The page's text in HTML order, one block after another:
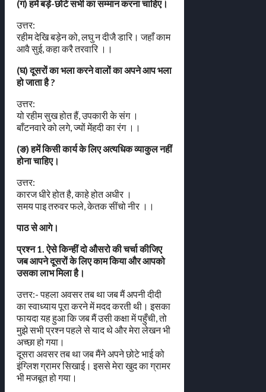
(ग) हमें बड़े-छोटे सभी का सम्मान करना चाहिए।
उत्तर:
रहीम देखि बड़ेन को, लघु न दीजै डारि। जहाँ काम
आवै सुई, कहा करै तरवारि ।।
(घ) दूसरों का भला करने वालों का अपने आप भला
हो जाता है ?
उत्तर:
यो रहीम सुख होत हैं, उपकारी के संग ।
बाँटनवारे को लगे, ज्यों मेंहदी का रंग ।।
(ङ) हमें किसी कार्य के लिए अत्यधिक व्याकुल नहीं
होना चाहिए।
उत्तर:
कारज धीरे होत है, काहे होत अधीर ।
समय पाइ तरुवर फले, केतक सींचो नीर ।।
पाठ से आगे।
प्रश्न 1. ऐसे किन्हीं दो औसरो की चर्चा कीजिए
जब आपने दूसरों के लिए काम किया और आपको
उसका लाभ मिला है।
उत्तर:- पहला अवसर तब था जब मैं अपनी दीदी
का स्वाध्याय पूरा करने में मदद करती थी। इसका
फायदा यह हुआ कि जब मैं उसी कक्षा में पहुँची, तो
मुझे सभी प्रश्न पहले से याद थे और मेरा लेखन भी
अच्छा हो गया।
दूसरा अवसर तब था जब मैंने अपने छोटे भाई को
इंग्लिश ग्रामर सिखाई। इससे मेरा खुद का ग्रामर
भी मजबूत हो गया।